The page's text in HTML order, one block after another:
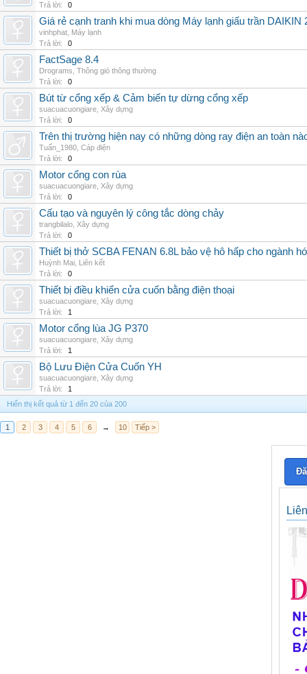
Trả lời:
0
Giá rẻ cạnh tranh khi mua dòng Máy lạnh giấu trần DAIKIN
vinhphat Máy lạnh
Trả lời:
0
FactSage 8.4
Drograms Thông gió thông thường
Trả lời:
0
Bút từ cổng xếp & Cảm biến tự dừng cổng xếp
suacuacuongiare Xây dựng
Trả lời:
0
Trên thị trường hiện nay có những dòng ray điện an toàn
Tuấn_1980 Cáp điện
Trả lời:
0
Motor cổng con rùa
suacuacuongiare Xây dựng
Trả lời:
0
Cấu tạo và nguyên lý công tắc dòng chảy
trangbilalo Xây dựng
Trả lời:
0
Thiết bị thở SCBA FENAN 6.8L bảo vệ hô hấp cho ngành
Huỳnh Mai Liên kết
Trả lời:
0
Thiết bị điều khiển cửa cuốn bằng điện thoại
suacuacuongiare Xây dựng
Trả lời:
1
Motor cổng lùa JG P370
suacuacuongiare Xây dựng
Trả lời:
1
Bộ Lưu Điện Cửa Cuốn YH
suacuacuongiare Xây dựng
Trả lời:
1
Hiển thị kết quả từ 1 đến 20 của 200
1 2 3 4 5 6 → 10 Tiếp >